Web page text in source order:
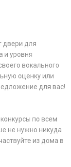
двери для
и уровня
вокального
оценку или
для вас!
по всем
не нужно никуда
из дома в